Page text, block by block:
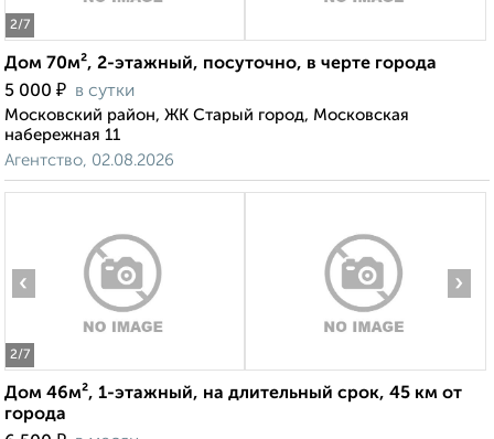
2/7
Дом 70м², 2-этажный, посуточно, в черте города
5 000 ₽ в сутки
Московский район, ЖК Старый город, Московская
набережная 11
Агентство, 02.08.2026
2/7
‹ ›
Дом 46м², 1-этажный, на длительный срок, 45 км от
города